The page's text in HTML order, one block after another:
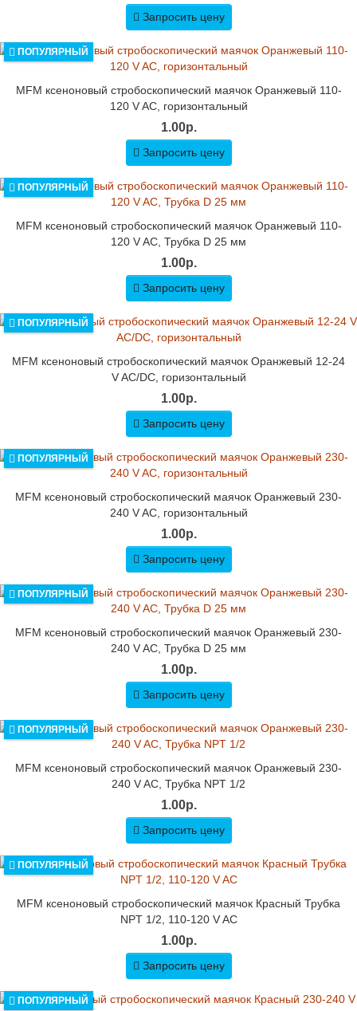
Запросить цену
ПОПУЛЯРНЫЙ
MFM ксеноновый стробоскопический маячок Оранжевый 110-
120 V AC, горизонтальный
1.00р.
Запросить цену
ПОПУЛЯРНЫЙ
MFM ксеноновый стробоскопический маячок Оранжевый 110-
120 V AC, Трубка D 25 мм
1.00р.
Запросить цену
ПОПУЛЯРНЫЙ
MFM ксеноновый стробоскопический маячок Оранжевый 12-24
V AC/DC, горизонтальный
1.00р.
Запросить цену
ПОПУЛЯРНЫЙ
MFM ксеноновый стробоскопический маячок Оранжевый 230-
240 V AC, горизонтальный
1.00р.
Запросить цену
ПОПУЛЯРНЫЙ
MFM ксеноновый стробоскопический маячок Оранжевый 230-
240 V AC, Трубка D 25 мм
1.00р.
Запросить цену
ПОПУЛЯРНЫЙ
MFM ксеноновый стробоскопический маячок Оранжевый 230-
240 V AC, Трубка NPT 1/2
1.00р.
Запросить цену
ПОПУЛЯРНЫЙ
MFM ксеноновый стробоскопический маячок Красный Трубка
NPT 1/2, 110-120 V AC
1.00р.
Запросить цену
ПОПУЛЯРНЫЙ